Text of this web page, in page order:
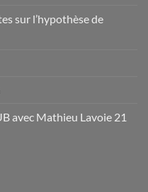
sur l’hypothèse de
avec Mathieu Lavoie 21